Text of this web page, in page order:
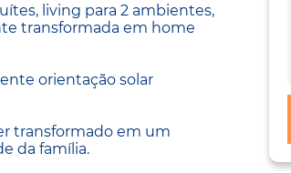
living para 2 ambientes,
transformada em home
orientação solar
transformado em um
da família.